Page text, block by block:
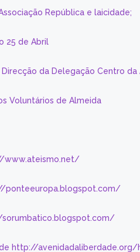
República e laicidade;
25 de Abril
da Delegação Centro da
Voluntários de Almeida
www.ateismo.net/
ponteeuropa.blogspot.com/
http://